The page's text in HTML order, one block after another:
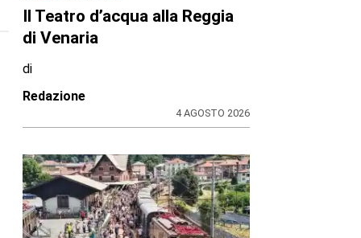
Il Teatro d’acqua alla Reggia
di Venaria
di
Redazione
4 AGOSTO 2026